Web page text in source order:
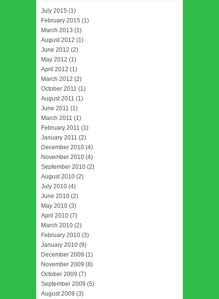
July 2015 (1)
February 2015 (1)
March 2013 (1)
August 2012 (1)
June 2012 (2)
May 2012 (1)
April 2012 (1)
March 2012 (2)
October 2011 (1)
August 2011 (1)
June 2011 (1)
March 2011 (1)
February 2011 (1)
January 2011 (2)
December 2010 (4)
November 2010 (4)
September 2010 (2)
August 2010 (2)
July 2010 (4)
June 2010 (2)
May 2010 (3)
April 2010 (7)
March 2010 (2)
February 2010 (3)
January 2010 (9)
December 2009 (1)
November 2009 (8)
October 2009 (7)
September 2009 (5)
August 2009 (3)